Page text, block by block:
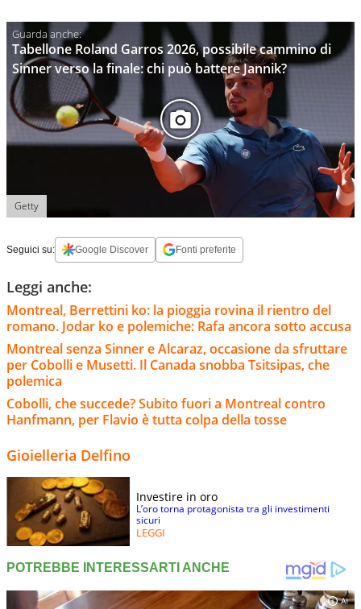
Tabellone Roland Garros 2026, possibile cammino di
Sinner verso la finale: chi può battere Jannik?
Getty
Seguici su: Google Discover Fonti preferite
Leggi anche:
Montreal, Berrettini ko: la pioggia rovina il rientro del
romano. Jodar ko e polemiche: Rafa ancora sotto accusa
Montreal senza Sinner e Alcaraz, occasione da sfruttare
per Cobolli e Musetti. Il Canada snobba Tsitsipas, che
polemica
Cobolli, che succede? Subito fuori a Montreal contro
Hanfmann, per Flavio è tutta colpa della tosse
Gioielleria Delfino
Investire in oro
L’oro torna protagonista tra gli investimenti
sicuri
LEGGI